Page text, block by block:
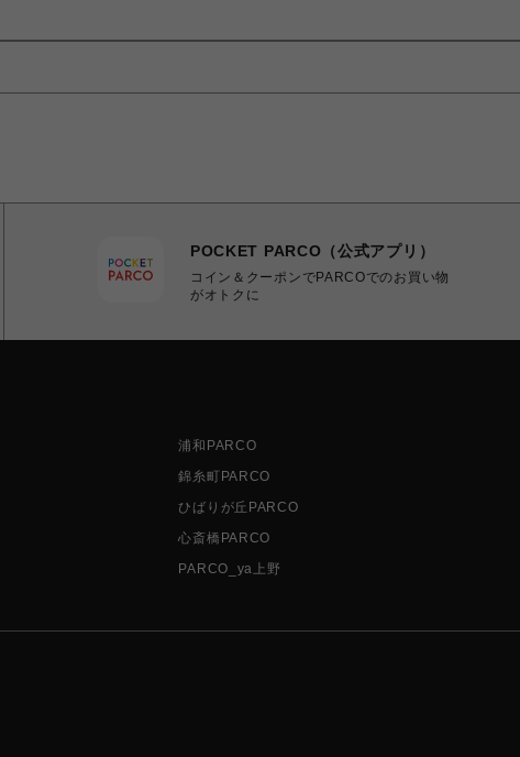
POCKET PARCO（公式アプリ）
コイン＆クーポンでPARCOでのお買い物
がオトクに
浦和PARCO
錦糸町PARCO
ひばりが丘PARCO
心斎橋PARCO
PARCO_ya上野